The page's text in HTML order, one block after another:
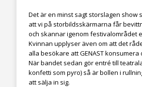
Det är en minst sagt storslagen show
att vi på storbildsskärmarna får
och skannar igenom festivalområdet
Kvinnan upplyser även om att det
alla besökare att GENAST
När bandet sedan gör entré till
konfetti som pyro) så är bollen i
att sälja in sig.